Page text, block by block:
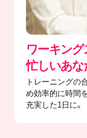
ワーキング
忙しいあな
トレーニングの
め効率的に時間
充実した1日に。